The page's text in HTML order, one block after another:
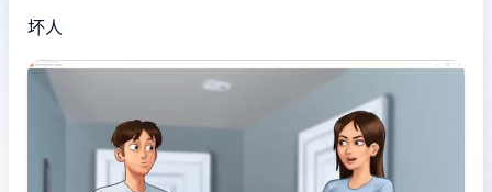
坏人